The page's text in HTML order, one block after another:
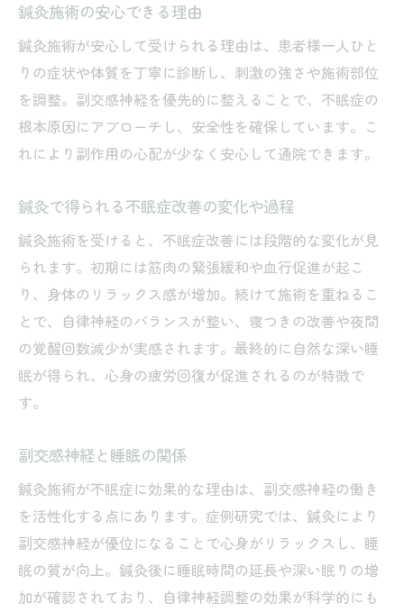
鍼灸施術の安心できる理由
鍼灸施術が安心して受けられる理由は、患者様一人ひと
りの症状や体質を丁寧に診断し、刺激の強さや施術部位
を調整。副交感神経を優先的に整えることで、不眠症の
根本原因にアプローチし、安全性を確保しています。こ
れにより副作用の心配が少なく安心して通院できます。
鍼灸で得られる不眠症改善の変化や過程
鍼灸施術を受けると、不眠症改善には段階的な変化が見
られます。初期には筋肉の緊張緩和や血行促進が起こ
り、身体のリラックス感が増加。続けて施術を重ねるこ
とで、自律神経のバランスが整い、寝つきの改善や夜間
の覚醒回数減少が実感されます。最終的に自然な深い睡
眠が得られ、心身の疲労回復が促進されるのが特徴で
す。
副交感神経と睡眠の関係
鍼灸施術が不眠症に効果的な理由は、副交感神経の働き
を活性化する点にあります。症例研究では、鍼灸により
副交感神経が優位になることで心身がリラックスし、睡
眠の質が向上。鍼灸後に睡眠時間の延長や深い眠りの増
加が確認されており、自律神経調整の効果が科学的にも